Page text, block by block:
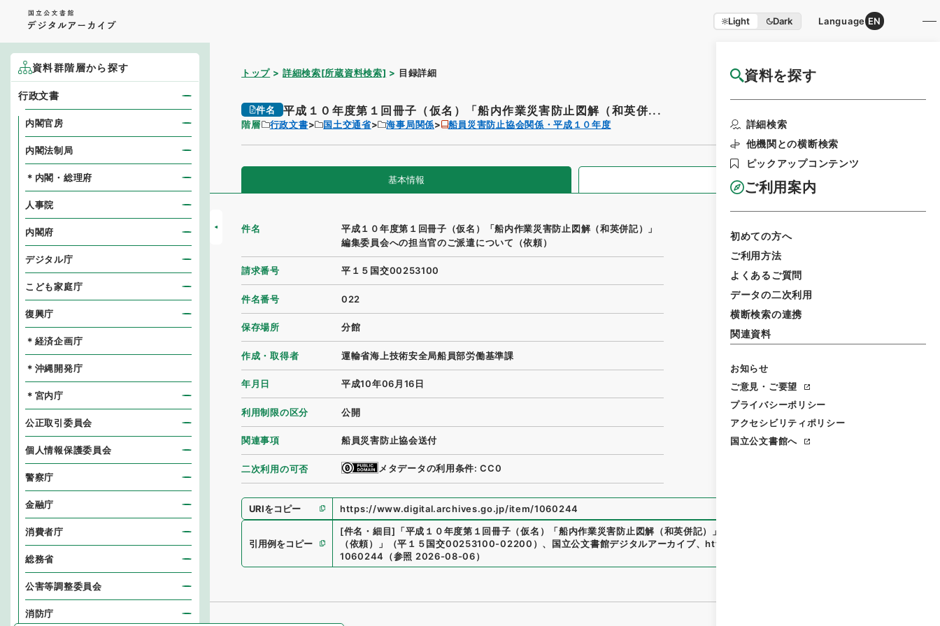
Light Dark Language EN
資料を探す
詳細検索
他機関との横断検索
ピックアップコンテンツ
ご利用案内
初めての方へ
ご利用方法
よくあるご質問
データの二次利用
横断検索の連携
関連資料
お知らせ
ご意見・ご要望
プライバシーポリシー
アクセシビリティポリシー
国立公文書館へ
トップ 詳細検索[所蔵資料検索] 目録詳細 国立公文書館HP利用案内
件名 平成１０年度第１回冊子（仮名）「船内作業災害防止図解（和英併...
階層 行政文書 国土交通省 海事局関係 船員災害防止協会関係・平成１０年度
基本情報 全ての情報
件名
平成１０年度第１回冊子（仮名）「船内作業災害防止図解（和英併記）」
編集委員会への担当官のご派遣について（依頼）
請求番号 平１５国交00253100
件名番号 022
保存場所 分館
作成・取得者 運輸省海上技術安全局船員部労働基準課
年月日 平成10年06月16日
利用制限の区分 公開
関連事項 船員災害防止協会送付
二次利用の可否 メタデータの利用条件: CC0
URIをコピー https://www.digital.archives.go.jp/item/1060244
引用例をコピー
[件名・細目] 「平成１０年度第１回冊子（仮名）「船内作業災害防止図解（和英併記）」編集委員会への担当官のご派遣について
（依頼）
」 （平１５国交00253100-02200 ） 、 国立公文書館デジタルアーカイブ、https://www.digital.archives.go.jp/item/
1060244
（参照 2026-08-06）
資料群階層から探す
行政文書
内閣官房
内閣法制局
＊内閣・総理府
人事院
内閣府
デジタル庁
こども家庭庁
復興庁
＊経済企画庁
＊沖縄開発庁
＊宮内庁
公正取引委員会
個人情報保護委員会
警察庁
金融庁
消費者庁
総務省
公害等調整委員会
消防庁